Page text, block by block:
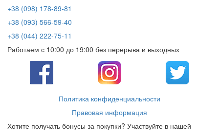
+38 (098) 178-89-81
+38 (093) 566-59-40
+38 (044) 222-75-11
Работаем с 10:00 до 19:00 без перерыва и выходных
Политика конфиденциальности
Правовая информация
Хотите получать бонусы за покупки? Участвуйте в нашей